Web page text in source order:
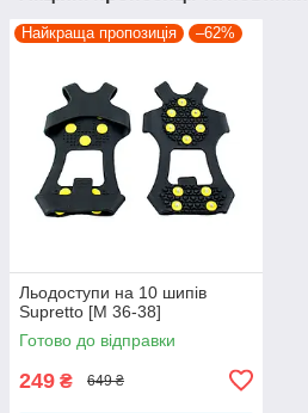
Найкраща пропозиція –62%
Льодоступи на 10 шипів
Supretto [M 36-38]
Готово до відправки
249 ₴ 649 ₴